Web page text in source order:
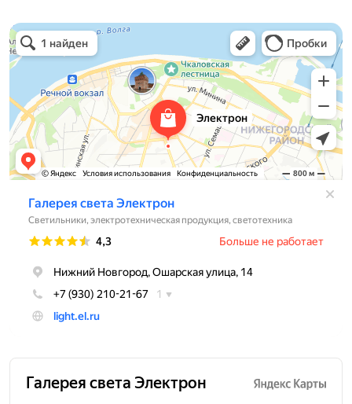
Электрон
Светильники в Нижнем Новгороде
Электротехническая продукция в Нижнем Новгороде